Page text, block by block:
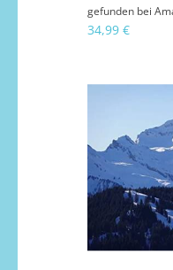
gefunden bei
34,99 €